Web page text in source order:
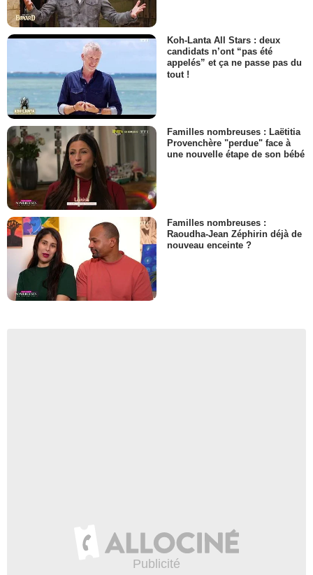
Koh-Lanta All Stars : deux
candidats n’ont “pas été
appelés” et ça ne passe pas du
tout !
Familles nombreuses : Laëtitia
Provenchère "perdue" face à
une nouvelle étape de son bébé
Familles nombreuses :
Raoudha-Jean Zéphirin déjà de
nouveau enceinte ?